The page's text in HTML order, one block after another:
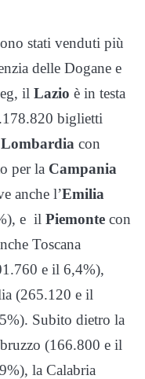
stati venduti più
delle Dogane e
il Lazio è in testa
biglietti
Lombardia con
per la Campania
anche l’Emilia
e il Piemonte con
Toscana
e il 6,4%),
(265.120 e il
Subito dietro la
(166.800 e il
la Calabria